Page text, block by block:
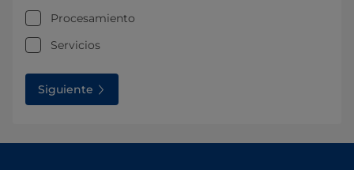
Procesamiento
Servicios
Siguiente